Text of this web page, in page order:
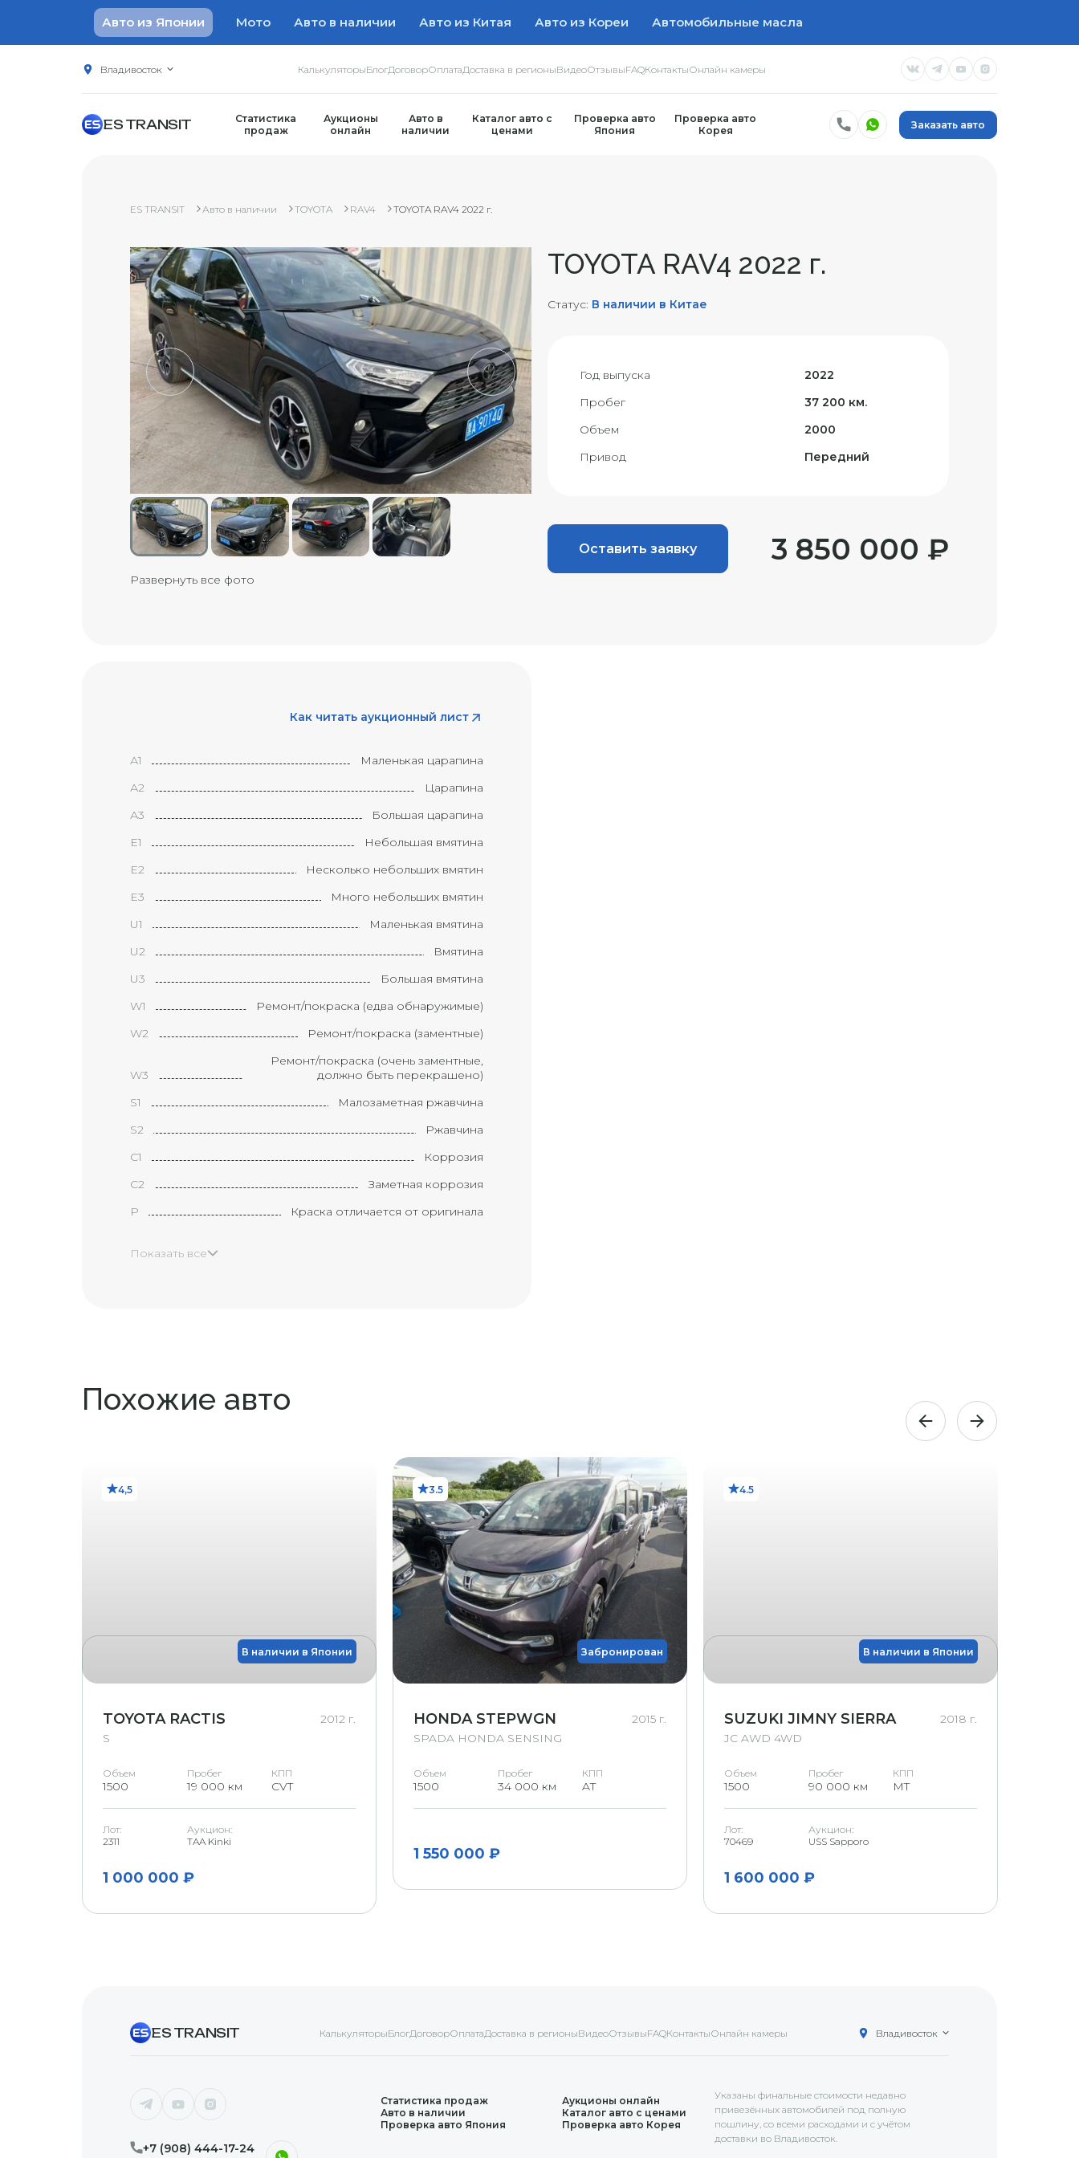
Авто из Японии Мото Авто в наличии Авто из Китая Авто из Кореи Автомобильные масла
Владивосток КалькуляторыБлогДоговорОплатаДоставка в регионыВидеоОтзывыFAQКонтактыОнлайн камеры
ES TRANSIT
Статистика
продаж
Аукционы
онлайн
Авто в
наличии
Каталог авто с
ценами
Проверка авто
Япония
Проверка авто
Корея
Заказать авто
ES TRANSIT Авто в наличии TOYOTA RAV4 TOYOTA RAV4 2022 г.
TOYOTA RAV4 2022 г.
Статус: В наличии в Китае
Развернуть все фото
Год выпуска
2022
Пробег
37 200 км.
Объем
2000
Привод
Передний
Оставить заявку 3 850 000 ₽
Как читать аукционный лист
А1
Маленькая царапина
А2
Царапина
А3
Большая царапина
Е1
Небольшая вмятина
Е2
Несколько небольших вмятин
Е3
Много небольших вмятин
U1
Маленькая вмятина
U2
Вмятина
U3
Большая вмятина
W1
Ремонт/покраска (едва обнаружимые)
W2
Ремонт/покраска (заментные)
W3
Ремонт/покраска (очень заментные,
должно быть перекрашено)
S1
Малозаметная ржавчина
S2
Ржавчина
С1
Коррозия
С2
Заметная коррозия
P
Краска отличается от оригинала
Трещина
Большая трещина
Маленькая трещина на ветровом
стекле (приблизительно 1 см)
Восстановленная трещина на
ветровом стекле
Восстановленная трещина на
ветровом стекле (требует замены)
Трещина на ветровом стекле (требует
Показать все
Похожие авто
4,5
В наличии в Японии
TOYOTA RACTIS
S
2012 г.
Объем
1500
Пробег
19 000 км
КПП
CVT
Лот:
2311
Аукцион:
TAA Kinki
1 000 000 ₽
3.5
Забронирован
HONDA STEPWGN
SPADA HONDA SENSING
2015 г.
Объем
1500
Пробег
34 000 км
КПП
AT
1 550 000 ₽
4.5
В наличии в Японии
SUZUKI JIMNY SIERRA
JC AWD 4WD
2018 г.
Объем
1500
Пробег
90 000 км
КПП
MT
Лот:
70469
Аукцион:
USS Sapporo
1 600 000 ₽
ES TRANSIT КалькуляторыБлогДоговорОплатаДоставка в регионыВидеоОтзывыFAQКонтактыОнлайн камеры Владивосток
+7 (908) 444-17-24
Статистика продаж
Аукционы онлайн
Авто в наличии
Каталог авто с ценами
Проверка авто Япония
Проверка авто Корея
Указаны финальные стоимости недавно
привезённых автомобилей под полную
пошлину, со всеми расходами и с учётом
доставки во Владивосток.